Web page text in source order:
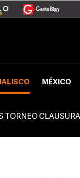
MÉXICO
TORNEO